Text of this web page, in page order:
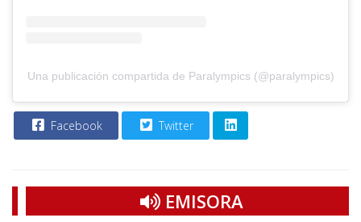
Una publicación compartida de Paralympics (@paralympics)
Facebook Twitter
EMISORA